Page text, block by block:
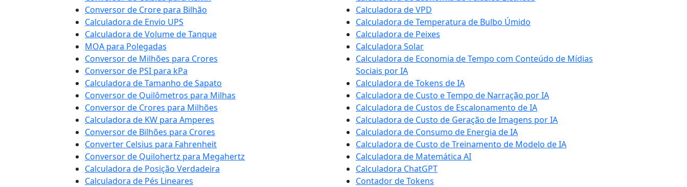
Conversor de Crore para Bilhão
Calculadora de Envio UPS
Calculadora de Volume de Tanque
MOA para Polegadas
Conversor de Milhões para Crores
Conversor de PSI para kPa
Calculadora de Tamanho de Sapato
Conversor de Quilômetros para Milhas
Conversor de Crores para Milhões
Calculadora de KW para Amperes
Conversor de Bilhões para Crores
Converter Celsius para Fahrenheit
Conversor de Quilohertz para Megahertz
Calculadora de Posição Verdadeira
Calculadora de Pés Lineares
Calculadora de VPD
Calculadora de Temperatura de Bulbo Úmido
Calculadora de Peixes
Calculadora Solar
Calculadora de Economia de Tempo com Conteúdo de Mídias
Sociais por IA
Calculadora de Tokens de IA
Calculadora de Custo e Tempo de Narração por IA
Calculadora de Custos de Escalonamento de IA
Calculadora de Custo de Geração de Imagens por IA
Calculadora de Consumo de Energia de IA
Calculadora de Custo de Treinamento de Modelo de IA
Calculadora de Matemática AI
Calculadora ChatGPT
Contador de Tokens